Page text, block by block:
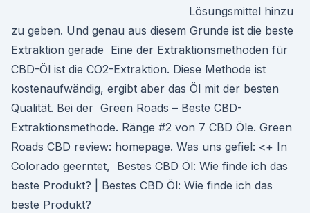
Lösungsmittel hinzu
zu geben. Und genau aus diesem Grunde ist die beste
Extraktion gerade Eine der Extraktionsmethoden für
CBD-Öl ist die CO2-Extraktion. Diese Methode ist
kostenaufwändig, ergibt aber das Öl mit der besten
Qualität. Bei der Green Roads – Beste CBD-
Extraktionsmethode. Ränge #2 von 7 CBD Öle. Green
Roads CBD review: homepage. Was uns gefiel: <+ In
Colorado geerntet, Bestes CBD Öl: Wie finde ich das
beste Produkt? | Bestes CBD Öl: Wie finde ich das
beste Produkt?